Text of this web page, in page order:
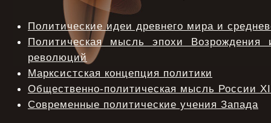
Политические идеи древнего мира и
Политическая мысль эпохи Возрождения
революций
Марксистская концепция политики
Общественно-политическая мысль России
Современные политические учения Запада